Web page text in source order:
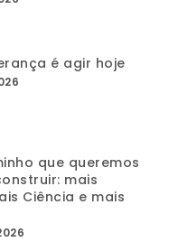
é agir hoje
que queremos
mais
Ciência e mais